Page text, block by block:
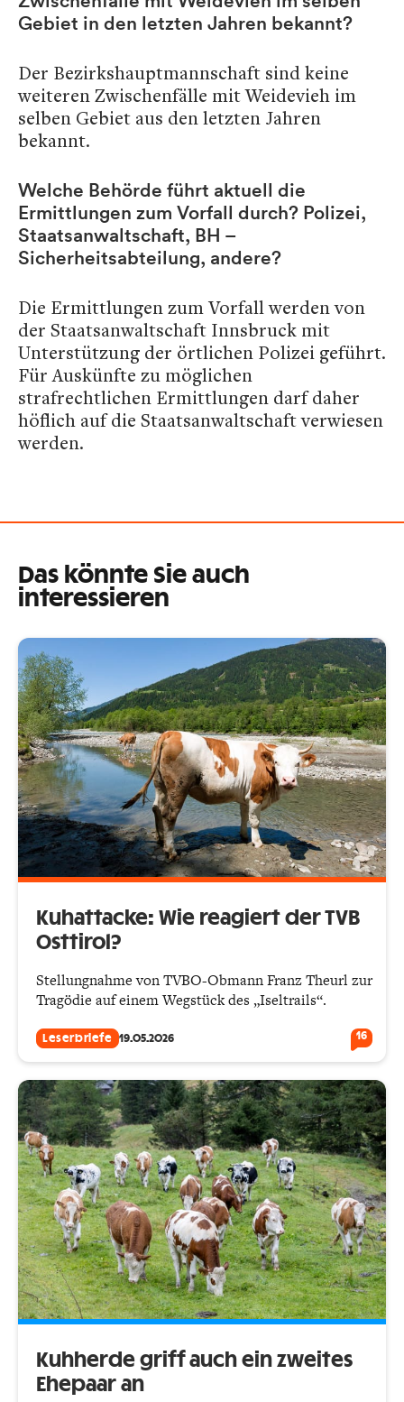
Gebiet in den letzten Jahren bekannt?
Der Bezirkshauptmannschaft sind keine
weiteren Zwischenfälle mit Weidevieh im
selben Gebiet aus den letzten Jahren
bekannt.
Welche Behörde führt aktuell die
Ermittlungen zum Vorfall durch? Polizei,
Staatsanwaltschaft, BH –
Sicherheitsabteilung, andere?
Die Ermittlungen zum Vorfall werden von
der Staatsanwaltschaft Innsbruck mit
Unterstützung der örtlichen Polizei geführt.
Für Auskünfte zu möglichen
strafrechtlichen Ermittlungen darf daher
höflich auf die Staatsanwaltschaft verwiesen
werden.
Das könnte Sie auch
interessieren
Kuhattacke: Wie reagiert der TVB
Osttirol?
Stellungnahme von TVBO-Obmann Franz Theurl zur
Tragödie auf einem Wegstück des „Iseltrails“.
Leserbriefe 19.05.2026 16
Kuhherde griff auch ein zweites
Ehepaar an